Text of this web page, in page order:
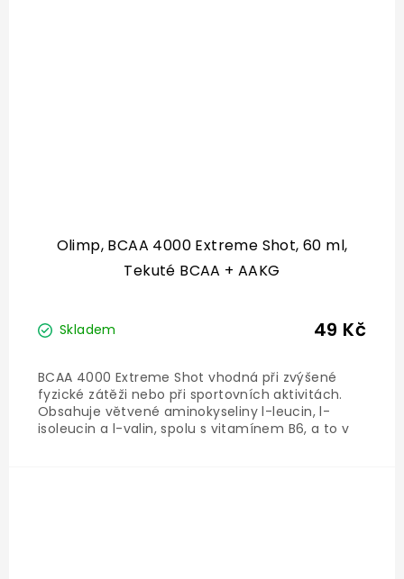
Olimp, BCAA 4000 Extreme Shot, 60 ml,
Tekuté BCAA + AAKG
Skladem 49 Kč
BCAA 4000 Extreme Shot vhodná při zvýšené
fyzické zátěži nebo při sportovních aktivitách.
Obsahuje větvené aminokyseliny l-leucin, l-
isoleucin a l-valin, spolu s vitamínem B6, a to v